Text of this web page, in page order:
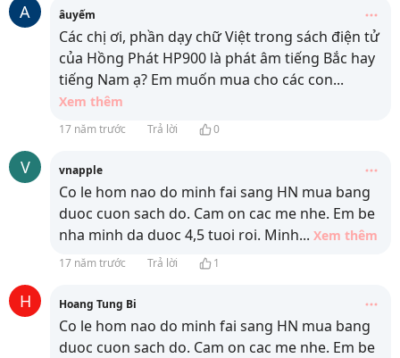
A âuyếm
Các chị ơi, phần dạy chữ Việt trong sách điện tử
của Hồng Phát HP900 là phát âm tiếng Bắc hay
tiếng Nam ạ? Em muốn mua cho các con...
Xem thêm
17 năm trước Trả lời 0
V vnapple
Co le hom nao do minh fai sang HN mua bang
duoc cuon sach do. Cam on cac me nhe. Em be
nha minh da duoc 4,5 tuoi roi. Minh... Xem thêm
17 năm trước Trả lời 1
H Hoang Tung Bi
Co le hom nao do minh fai sang HN mua bang
duoc cuon sach do. Cam on cac me nhe. Em be